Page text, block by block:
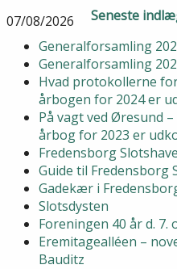
07/08/2026
Seneste
Generalforsamling
Generalforsamling
Hvad protokollerne
årbogen for 2024 er
På vagt ved Øresund
årbog for 2023 er
Fredensborg
Guide til Fredensborg
Gadekær i
Slotsdysten
Foreningen 40 år d. 7.
Eremitagealléen –
Bauditz